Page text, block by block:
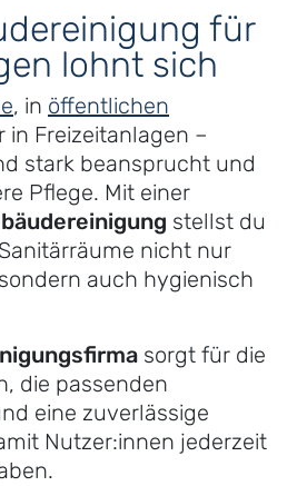
für
lohnt sich
, in öffentlichen
in Freizeitanlagen –
stark beansprucht und
Pflege. Mit einer
stellst du
nicht nur
auch hygienisch
sorgt für die
die passenden
eine zuverlässige
Nutzer:innen jederzeit